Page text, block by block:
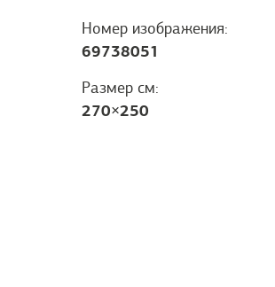
Номер изображения:
69738051
Размер см:
270×250